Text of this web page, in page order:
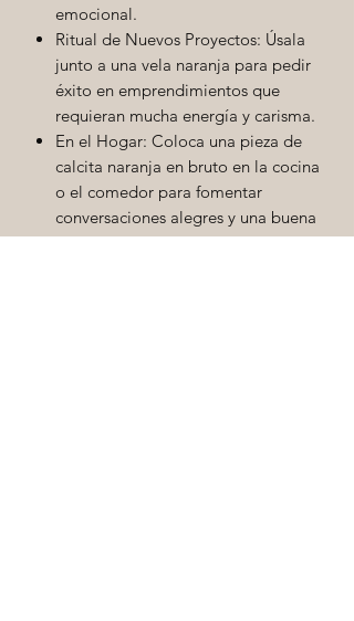
emocional.
Ritual de Nuevos Proyectos: Úsala
junto a una vela naranja para pedir
éxito en emprendimientos que
requieran mucha energía y carisma.
En el Hogar: Coloca una pieza de
calcita naranja en bruto en la cocina
o el comedor para fomentar
conversaciones alegres y una buena
digestión familiar.